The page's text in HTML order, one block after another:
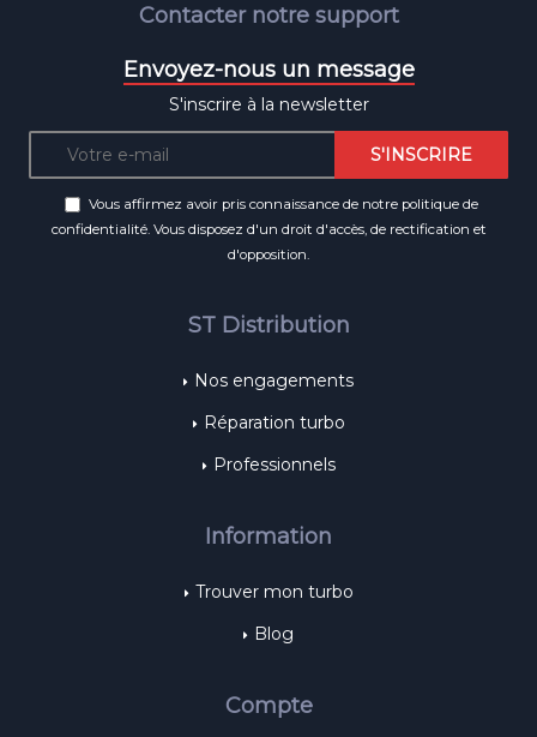
Contacter notre support
Envoyez-nous un message
S'inscrire à la newsletter
Vous affirmez avoir pris connaissance de notre politique de
confidentialité. Vous disposez d'un droit d'accès, de rectification et
d'opposition.
ST Distribution
Nos engagements
Réparation turbo
Professionnels
Information
Trouver mon turbo
Blog
Compte